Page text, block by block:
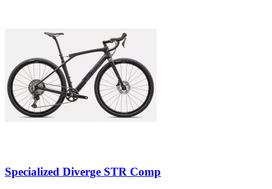
Specialized Diverge STR Comp